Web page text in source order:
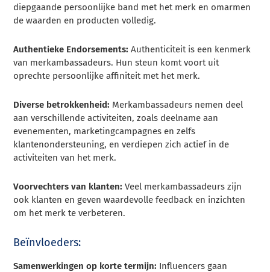
diepgaande persoonlijke band met het merk en omarmen
de waarden en producten volledig.
Authentieke Endorsements: Authenticiteit is een kenmerk
van merkambassadeurs. Hun steun komt voort uit
oprechte persoonlijke affiniteit met het merk.
Diverse betrokkenheid: Merkambassadeurs nemen deel
aan verschillende activiteiten, zoals deelname aan
evenementen, marketingcampagnes en zelfs
klantenondersteuning, en verdiepen zich actief in de
activiteiten van het merk.
Voorvechters van klanten: Veel merkambassadeurs zijn
ook klanten en geven waardevolle feedback en inzichten
om het merk te verbeteren.
Beïnvloeders:
Samenwerkingen op korte termijn: Influencers gaan